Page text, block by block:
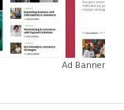
Ad Banner